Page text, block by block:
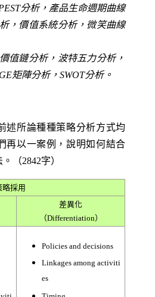
分析，產品生命週期曲線
，價值系統分析，微笑曲線
值鏈分析，波特五力分析，
矩陣分析，SWOT分析。
述所論種種策略分析方式均
再以一案例，說明如何結合
（2842字）
採用
差異化
（Differentiation）
Policies and decisions
Linkages among activiti
es